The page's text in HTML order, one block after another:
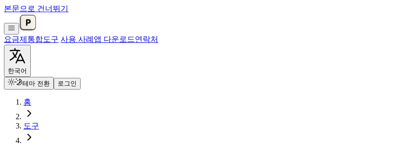
본문으로 건너뛰기
요금제 통합도구 사용 사례 앱 다운로드연락처
한국어
테마 전환
로그인
홈
도구